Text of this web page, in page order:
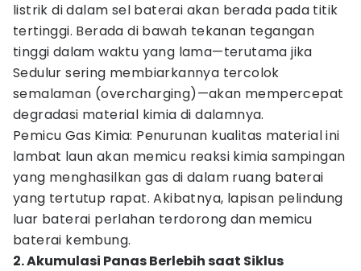
listrik di dalam sel baterai akan berada pada titik
tertinggi. Berada di bawah tekanan tegangan
tinggi dalam waktu yang lama—terutama jika
Sedulur sering membiarkannya tercolok
semalaman (overcharging)—akan mempercepat
degradasi material kimia di dalamnya.
Pemicu Gas Kimia: Penurunan kualitas material ini
lambat laun akan memicu reaksi kimia sampingan
yang menghasilkan gas di dalam ruang baterai
yang tertutup rapat. Akibatnya, lapisan pelindung
luar baterai perlahan terdorong dan memicu
baterai kembung.
2. Akumulasi Panas Berlebih saat Siklus